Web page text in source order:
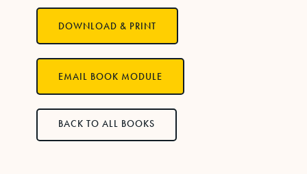
DOWNLOAD & PRINT
EMAIL BOOK MODULE
BACK TO ALL BOOKS